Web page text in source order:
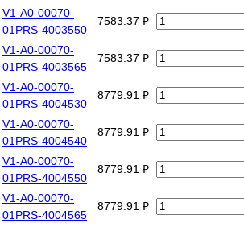
V1-A0-00070-
01PRS-4003550
7583.37 ₽
V1-A0-00070-
01PRS-4003565
7583.37 ₽
V1-A0-00070-
01PRS-4004530
8779.91 ₽
V1-A0-00070-
01PRS-4004540
8779.91 ₽
V1-A0-00070-
01PRS-4004550
8779.91 ₽
V1-A0-00070-
01PRS-4004565
8779.91 ₽